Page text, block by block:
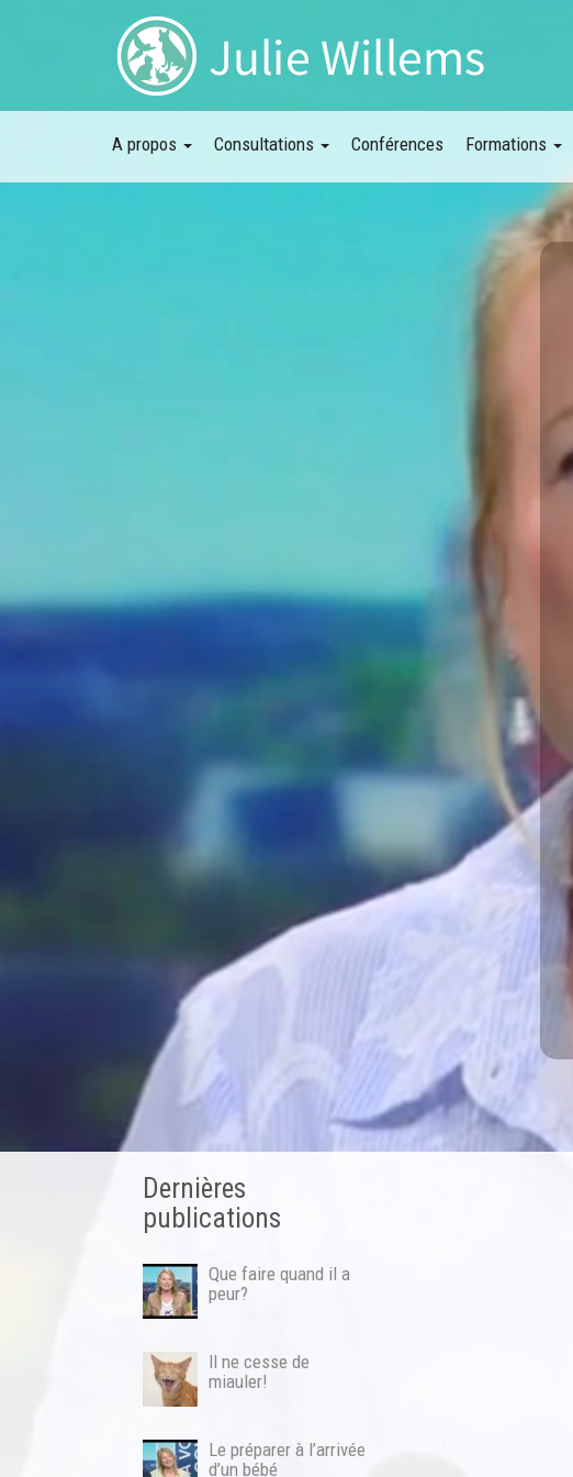
A propos Consultations Conférences Formations
Dernières
publications
Que faire quand il a
peur?
Il ne cesse de
miauler!
Le préparer à l’arrivée
d’un bébé